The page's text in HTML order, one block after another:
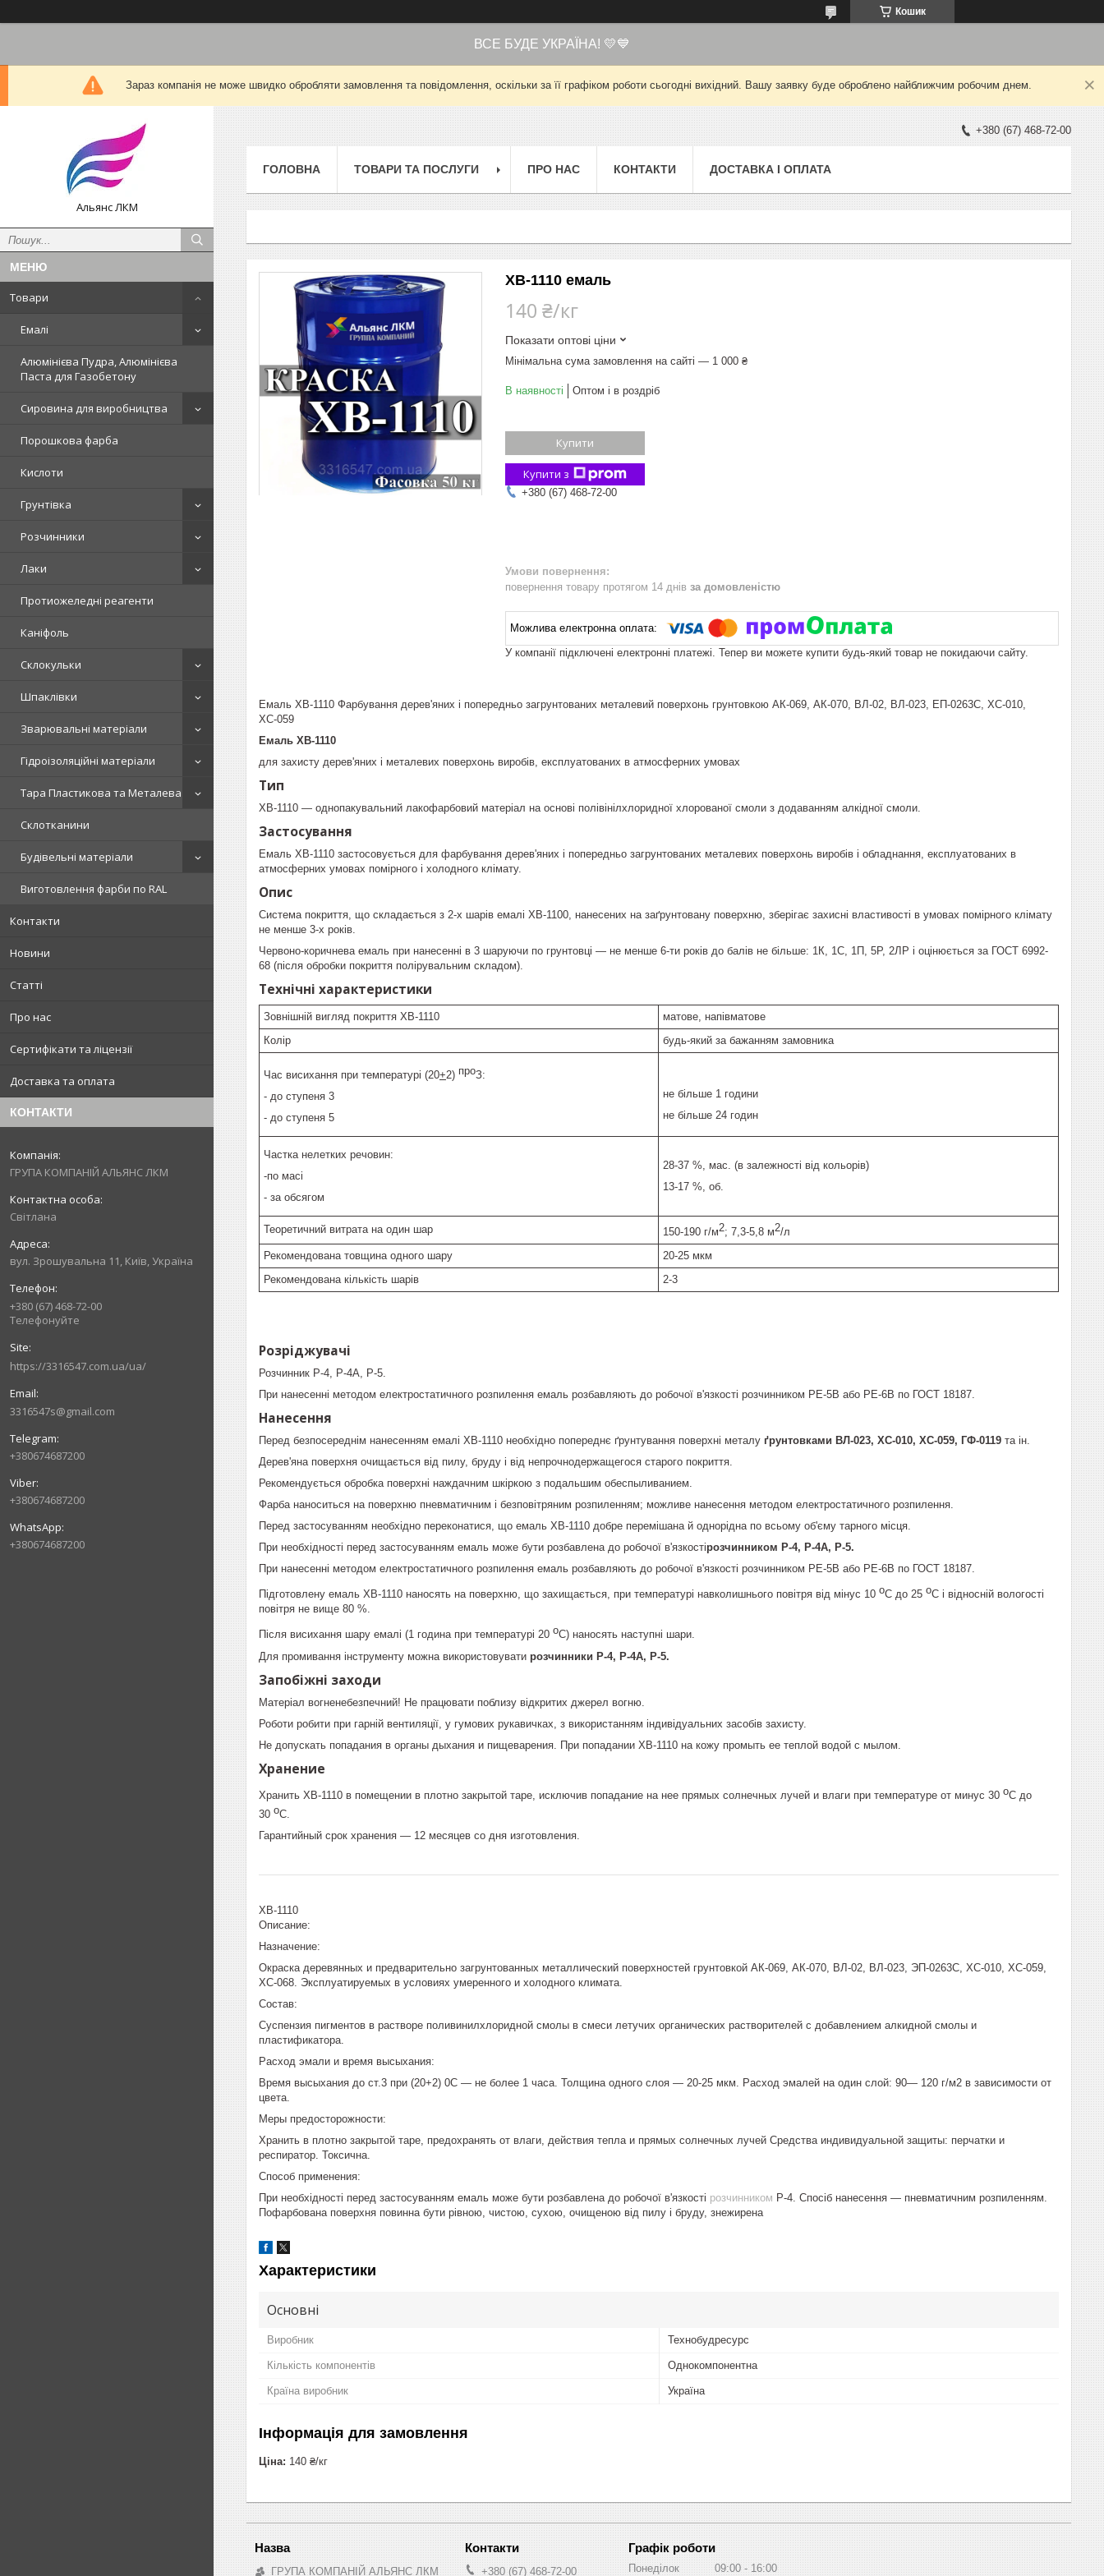
Кошик
ВСЕ БУДЕ УКРАЇНА! 💛💙
Зараз компанія не може швидко обробляти замовлення та повідомлення, оскільки за її графіком роботи сьогодні вихідний. Вашу заявку буде оброблено найближчим робочим днем.
Альянс ЛКМ
Товари
Емалі
Алюмінієва Пудра, Алюмінієва
Паста для Газобетону
Сировина для виробництва
Порошкова фарба
Кислоти
Грунтівка
Розчинники
Лаки
Протиожеледні реагенти
Каніфоль
Склокульки
Шпаклівки
Зварювальні матеріали
Гідроізоляційні матеріали
Тара Пластикова та Металева
Склотканини
Будівельні матеріали
Виготовлення фарби по RAL
Контакти
Новини
Статті
Про нас
Сертифікати та ліцензії
Доставка та оплата
КОНТАКТИ
ГРУПА КОМПАНІЙ АЛЬЯНС ЛКМ
Світлана
вул. Зрошувальна 11, Київ, Україна
+380 (67) 468-72-00
Телефонуйте
https://3316547.com.ua/ua/
3316547s@gmail.com
+380674687200
+380674687200
+380674687200
+380 (67) 468-72-00
ГОЛОВНА ТОВАРИ ТА ПОСЛУГИ ПРО НАС КОНТАКТИ ДОСТАВКА І ОПЛАТА
ХВ-1110 емаль
140 ₴/кг
Показати оптові ціни
Мінімальна сума замовлення на сайті — 1 000 ₴
В наявності Оптом і в роздріб
Купити
Купити з
+380 (67) 468-72-00
повернення товару протягом 14 днів за домовленістю
У компанії підключені електронні платежі. Тепер ви можете купити будь-який товар не покидаючи сайту.
Емаль ХВ-1110 Фарбування дерев'яних і попередньо загрунтованих металевий поверхонь грунтовкою АК-069, АК-070, ВЛ-02, ВЛ-023, ЕП-0263С, ХС-010,
ХС-059
Емаль ХВ-1110
для захисту дерев'яних і металевих поверхонь виробів, експлуатованих в атмосферних умовах
Тип
ХВ-1110 — однопакувальний лакофарбовий матеріал на основі полівінілхлоридної хлорованої смоли з додаванням алкідної смоли.
Застосування
Емаль ХВ-1110 застосовується для фарбування дерев'яних і попередньо загрунтованих металевих поверхонь виробів і обладнання, експлуатованих в
атмосферних умовах помірного і холодного клімату.
Опис
Система покриття, що складається з 2-х шарів емалі ХВ-1100, нанесених на заґрунтовану поверхню, зберігає захисні властивості в умовах помірного клімату
не менше 3-х років.
Червоно-коричнева емаль при нанесенні в 3 шаруючи по грунтовці — не менше 6-ти років до балів не більше: 1К, 1С, 1П, 5Р, 2ЛР і оцінюється за ГОСТ 6992-
68 (після обробки покриття полірувальним складом).
Технічні характеристики
Зовнішній вигляд покриття ХВ-1110
матове, напівматове
Колір
будь-який за бажанням замовника
Час висихання при температурі (20+2) проЗ:
- до ступеня 3
- до ступеня 5
не більше 1 години
не більше 24 годин
Частка нелетких речовин:
-по масі
- за обсягом
28-37 %, мас. (в залежності від кольорів)
13-17 %, об.
Теоретичний витрата на один шар 150-190 г/м2; 7,3-5,8 м2/л
Рекомендована товщина одного шару
20-25 мкм
Рекомендована кількість шарів
2-3
Розріджувачі
Розчинник Р-4, Р-4А, Р-5.
При нанесенні методом електростатичного розпилення емаль розбавляють до робочої в'язкості розчинником РЕ-5В або РЕ-6В по ГОСТ 18187.
Нанесення
Перед безпосереднім нанесенням емалі ХВ-1110 необхідно попереднє ґрунтування поверхні металу ґрунтовками ВЛ-023, ХС-010, ХС-059, ГФ-0119 та ін.
Дерев'яна поверхня очищається від пилу, бруду і від непрочнодержащегося старого покриття.
Рекомендується обробка поверхні наждачним шкіркою з подальшим обеспыливанием.
Фарба наноситься на поверхню пневматичним і безповітряним розпиленням; можливе нанесення методом електростатичного розпилення.
Перед застосуванням необхідно переконатися, що емаль ХВ-1110 добре перемішана й однорідна по всьому об'єму тарного місця.
При необхідності перед застосуванням емаль може бути розбавлена до робочої в'язкостірозчинником Р-4, Р-4А, Р-5.
При нанесенні методом електростатичного розпилення емаль розбавляють до робочої в'язкості розчинником РЕ-5В або РЕ-6В по ГОСТ 18187.
Підготовлену емаль ХВ-1110 наносять на поверхню, що захищається, при температурі навколишнього повітря від мінус 10 оС до 25 оС і відносній вологості
повітря не вище 80 %.
Після висихання шару емалі (1 година при температурі 20 оС) наносять наступні шари.
Для промивання інструменту можна використовувати розчинники Р-4, Р-4А, Р-5.
Запобіжні заходи
Матеріал вогненебезпечний! Не працювати поблизу відкритих джерел вогню.
Роботи робити при гарній вентиляції, у гумових рукавичках, з використанням індивідуальних засобів захисту.
Не допускать попадания в органы дыхания и пищеварения. При попадании ХВ-1110 на кожу промыть ее теплой водой с мылом.
Хранение
Хранить ХВ-1110 в помещении в плотно закрытой таре, исключив попадание на нее прямых солнечных лучей и влаги при температуре от минус 30 оС до
30 оС.
Гарантийный срок хранения — 12 месяцев со дня изготовления.
ХВ-1110
Описание:
Назначение:
Окраска деревянных и предварительно загрунтованных металлический поверхностей грунтовкой АК-069, АК-070, ВЛ-02, ВЛ-023, ЭП-0263С, ХС-010, ХС-059,
ХС-068. Эксплуатируемых в условиях умеренного и холодного климата.
Состав:
Суспензия пигментов в растворе поливинилхлоридной смолы в смеси летучих органических растворителей с добавлением алкидной смолы и
пластификатора.
Расход эмали и время высыхания:
Время высыхания до ст.3 при (20+2) 0С — не более 1 часа. Толщина одного слоя — 20-25 мкм. Расход эмалей на один слой: 90— 120 г/м2 в зависимости от
цвета.
Меры предосторожности:
Хранить в плотно закрытой таре, предохранять от влаги, действия тепла и прямых солнечных лучей Средства индивидуальной защиты: перчатки и
респиратор. Токсична.
Способ применения:
При необхідності перед застосуванням емаль може бути розбавлена до робочої в'язкості розчинником Р-4. Спосіб нанесення — пневматичним розпиленням.
Пофарбована поверхня повинна бути рівною, чистою, сухою, очищеною від пилу і бруду, знежирена
Характеристики
Основні
Виробник Технобудресурс
Кількість компонентів Однокомпонентна
Країна виробник Україна
Інформація для замовлення
Ціна: 140 ₴/кг
ГРУПА КОМПАНІЙ АЛЬЯНС ЛКМ +380 (67) 468-72-00
Графік роботи
Понеділок 09:00 16:00